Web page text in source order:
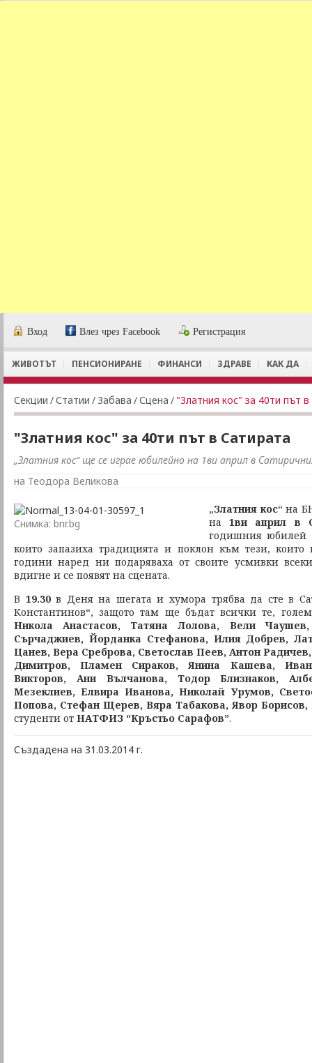
Вход Влез чрез Facebook Регистрация
ЖИВОТЪТ ПЕНСИОНИРАНЕ ФИНАНСИ ЗДРАВЕ КАК ДА
Секции /Статии / Забава /Сцена / "Златния кос" за 40ти път
"Златния кос" за 40ти път в Сатирата
„Златния кос“ ще се играе юбилейно на 1ви април в
на Теодора Великова
Снимка: bnr.bg
„Златния кос“ на
на1ви април в
годишния юбилей
които запазиха традицията и поклон към тези,
години наред ни подаряваха от своите усмивки всеки
вдигне и се появят на сцената.
В 19.30в Деня на шегата и хумора трябва да сте в
Константинов“, защото там ще бъдат всички те,
Никола Анастасов, Татяна Лолова, Вели
Сърчаджиев, Йорданка Стефанова, Илия Добрев,
Цанев, Вера Среброва, Светослав Пеев, Антон
Димитров, Пламен Сираков, Янина Кашева,
Викторов, Ани Вълчанова, Тодор Близнаков,
Мезеклиев, Елвира Иванова, Николай Урумов,
Попова, Стефан Щерев, Вяра Табакова, Явор
студенти от НАТФИЗ “Кръстьо Сарафов”.
Създадена на 31.03.2014 г.